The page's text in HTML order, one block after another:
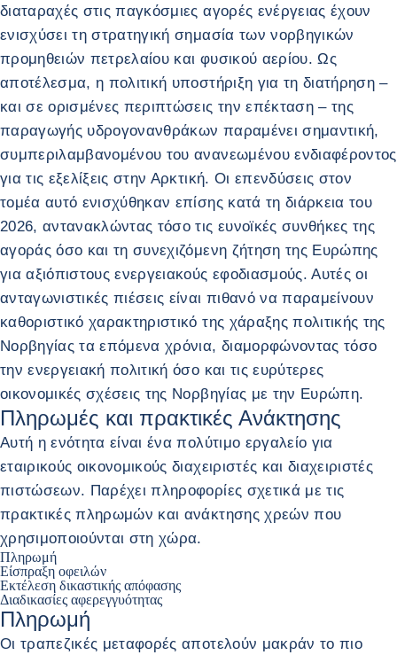
διαταραχές στις παγκόσμιες αγορές ενέργειας έχουν
ενισχύσει τη στρατηγική σημασία των νορβηγικών
προμηθειών πετρελαίου και φυσικού αερίου. Ως
αποτέλεσμα, η πολιτική υποστήριξη για τη διατήρηση –
και σε ορισμένες περιπτώσεις την επέκταση – της
παραγωγής υδρογονανθράκων παραμένει σημαντική,
συμπεριλαμβανομένου του ανανεωμένου ενδιαφέροντος
για τις εξελίξεις στην Αρκτική. Οι επενδύσεις στον
τομέα αυτό ενισχύθηκαν επίσης κατά τη διάρκεια του
2026, αντανακλώντας τόσο τις ευνοϊκές συνθήκες της
αγοράς όσο και τη συνεχιζόμενη ζήτηση της Ευρώπης
για αξιόπιστους ενεργειακούς εφοδιασμούς. Αυτές οι
ανταγωνιστικές πιέσεις είναι πιθανό να παραμείνουν
καθοριστικό χαρακτηριστικό της χάραξης πολιτικής της
Νορβηγίας τα επόμενα χρόνια, διαμορφώνοντας τόσο
την ενεργειακή πολιτική όσο και τις ευρύτερες
οικονομικές σχέσεις της Νορβηγίας με την Ευρώπη.
Πληρωμές και πρακτικές Ανάκτησης
Αυτή η ενότητα είναι ένα πολύτιμο εργαλείο για
εταιρικούς οικονομικούς διαχειριστές και διαχειριστές
πιστώσεων. Παρέχει πληροφορίες σχετικά με τις
πρακτικές πληρωμών και ανάκτησης χρεών που
χρησιμοποιούνται στη χώρα.
Πληρωμή
Είσπραξη οφειλών
Εκτέλεση δικαστικής απόφασης
Διαδικασίες αφερεγγυότητας
Πληρωμή
Οι τραπεζικές μεταφορές αποτελούν μακράν το πιο